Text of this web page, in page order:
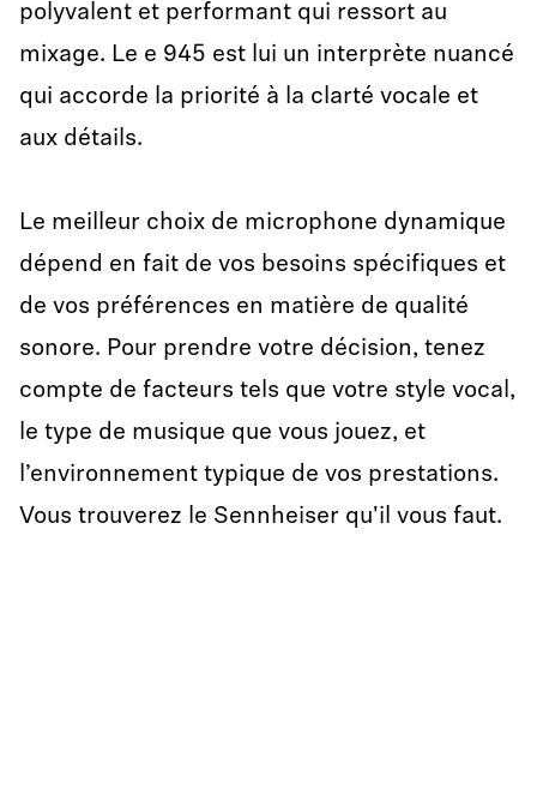
polyvalent et performant qui ressort au
mixage. Le e 945 est lui un interprète nuancé
qui accorde la priorité à la clarté vocale et
aux détails.
Le meilleur choix de microphone dynamique
dépend en fait de vos besoins spécifiques et
de vos préférences en matière de qualité
sonore. Pour prendre votre décision, tenez
compte de facteurs tels que votre style vocal,
le type de musique que vous jouez, et
l’environnement typique de vos prestations.
Vous trouverez le Sennheiser qu'il vous faut.